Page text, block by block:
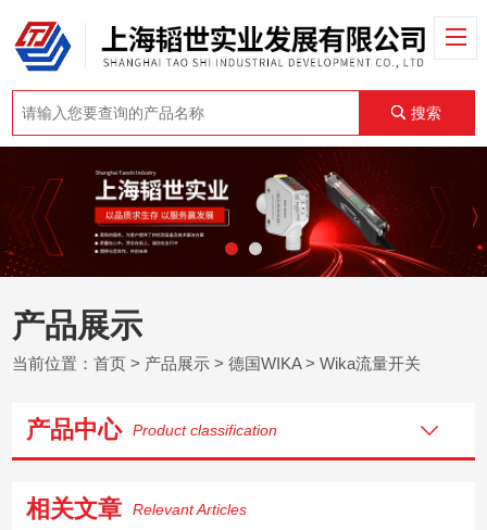
搜索
产品展示
当前位置：首页 > 产品展示 >德国WIKA>Wika流量开关
产品中心 Product classification
相关文章 Relevant Articles